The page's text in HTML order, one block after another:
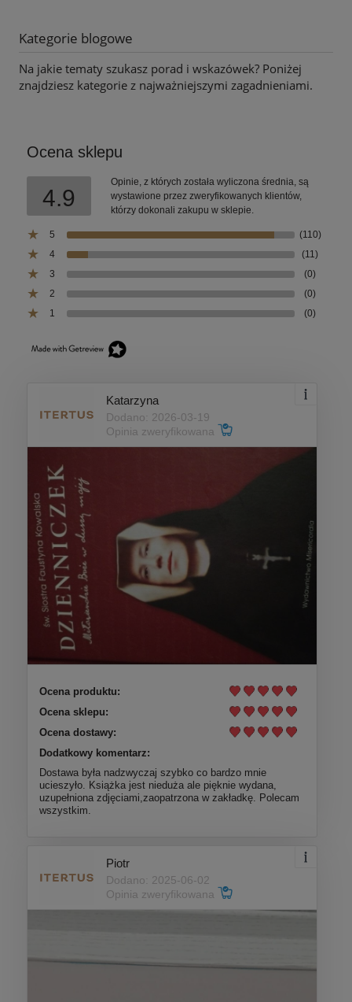
Kategorie blogowe
Na jakie tematy szukasz porad i wskazówek? Poniżej
znajdziesz kategorie z najważniejszymi zagadnieniami.
Ocena sklepu
4.9
Opinie, z których została wyliczona średnia, są
wystawione przez zweryfikowanych klientów,
którzy dokonali zakupu w sklepie.
5
(110)
4
(11)
3
(0)
2
(0)
1
(0)
Katarzyna
Dodano: 2026-03-19
Opinia zweryfikowana
Ocena produktu:
Ocena sklepu:
Ocena dostawy:
Dodatkowy komentarz:
Dostawa była nadzwyczaj szybko co bardzo mnie
ucieszyło. Książka jest nieduża ale pięknie wydana,
uzupełniona zdjęciami,zaopatrzona w zakładkę. Polecam
wszystkim.
Piotr
Dodano: 2025-06-02
Opinia zweryfikowana